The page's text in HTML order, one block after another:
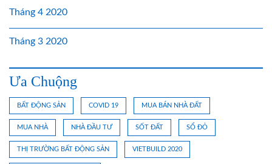
Tháng 4 2020
Tháng 3 2020
Ưa Chuộng
BẤT ĐỘNG SẢN COVID 19 MUA BÁN NHÀ ĐẤT
MUA NHÀ NHÀ ĐẦU TƯ SỐT ĐẤT SỔ ĐỎ
THỊ TRƯỜNG BẤT ĐỘNG SẢN VIETBUILD 2020